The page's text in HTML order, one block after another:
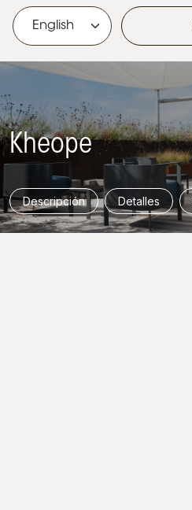
Kheope
Descripción Detalles